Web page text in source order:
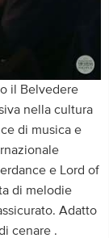
il Belvedere
nella cultura
di musica e
e Lord of
di melodie
Adatto
cenare .